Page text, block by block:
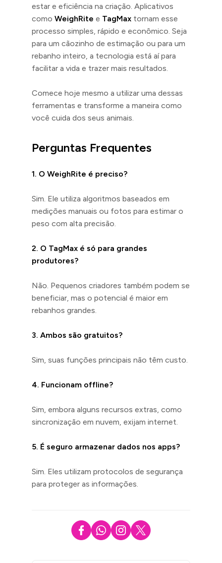
estar e eficiência na criação. Aplicativos
como WeighRite e TagMax tornam esse
processo simples, rápido e econômico. Seja
para um cãozinho de estimação ou para um
rebanho inteiro, a tecnologia está aí para
facilitar a vida e trazer mais resultados.
Comece hoje mesmo a utilizar uma dessas
ferramentas e transforme a maneira como
você cuida dos seus animais.
Perguntas Frequentes
1. O WeighRite é preciso?
Sim. Ele utiliza algoritmos baseados em
medições manuais ou fotos para estimar o
peso com alta precisão.
2. O TagMax é só para grandes
produtores?
Não. Pequenos criadores também podem se
beneficiar, mas o potencial é maior em
rebanhos grandes.
3. Ambos são gratuitos?
Sim, suas funções principais não têm custo.
4. Funcionam offline?
Sim, embora alguns recursos extras, como
sincronização em nuvem, exijam internet.
5. É seguro armazenar dados nos apps?
Sim. Eles utilizam protocolos de segurança
para proteger as informações.